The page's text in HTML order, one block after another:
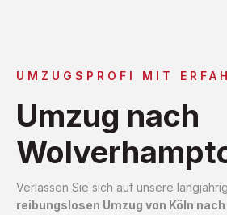
UMZUGSPROFI MIT
Umzug nach
Verlassen Sie sich auf unsere
reibungslosen Umzug von Köln